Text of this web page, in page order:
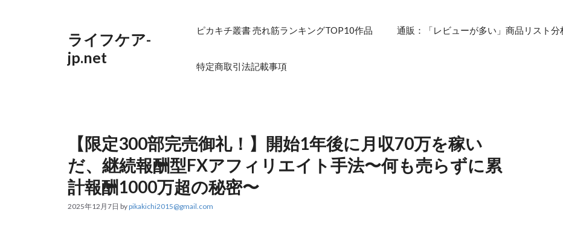
ライフケア-
jp.net
ピカキチ叢書 売れ筋ランキングTOP10作品 通販：「レビューが多い」商品リスト分
特定商取引法記載事項
【限定300部完売御礼！】開始1年後に月収70万を稼い
だ、継続報酬型FXアフィリエイト手法〜何も売らずに累
計報酬1000万超の秘密〜
2025年12月7日 bypikakichi2015@gmail.com